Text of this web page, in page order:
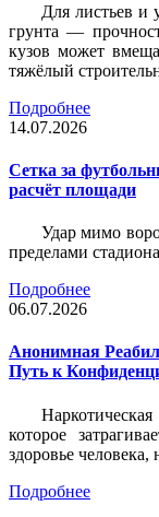
Для листьев и
грунта —
кузов может
тяжёлый
Подробнее
14.07.2026
Сетка за
расчёт площади
Удар мимо
пределами стадиона
Подробнее
06.07.2026
Анонимная
Путь к
Наркотическая
которое
здоровье
Подробнее